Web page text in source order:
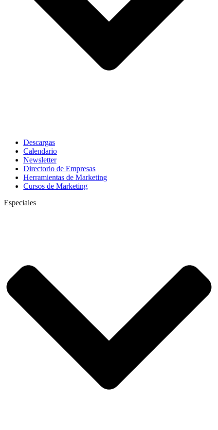
Descargas
Calendario
Newsletter
Directorio de Empresas
Herramientas de Marketing
Cursos de Marketing
Especiales